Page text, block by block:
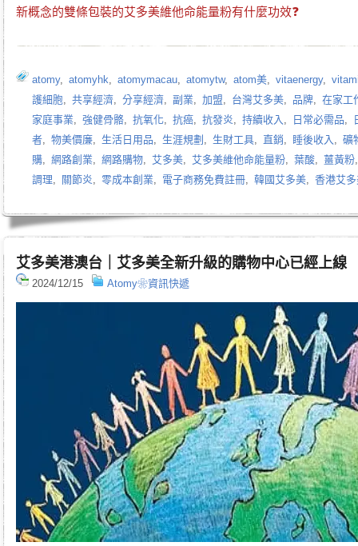
新概念的雙條包裝的艾多美維他命能量粉有什麼功效❓
atomy, atomyhk, atomymacau, atomytw, atom美, vitaenergy,
護細胞, 共享經濟, 分享經濟, 副業, 加盟, 台灣艾多美, 品牌, 在家工
家庭事業, 強健骨骼, 抗氧化, 抗癌, 抗發炎, 持續收入 , 日常必需品,
者, 物美價廉, 生活日用品, 生涯規劃 , 生財工具, 直銷, 睡後收入 , 礦
購, 網路創業, 網路購物, 艾多美, 艾多美維他命能量粉, 葉酸, 薑黃粉
調理, 關節炎, 零成本創業, 電子商務免費註冊, 韓國艾多美, 香港艾
艾多美港澳台｜艾多美全新升級的購物中心已經上線
2024/12/15 Atomy❀資訊快遞